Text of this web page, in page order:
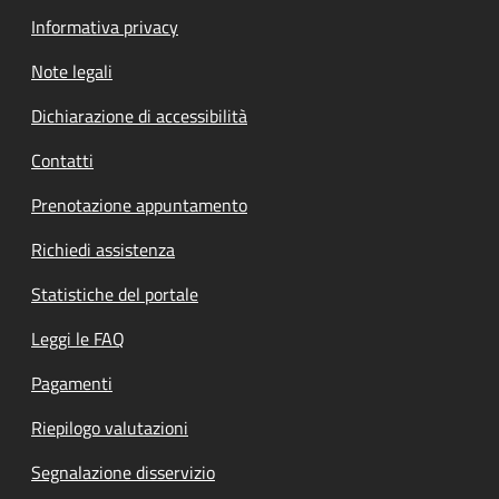
Informativa privacy
Note legali
Dichiarazione di accessibilità
Contatti
Prenotazione appuntamento
Richiedi assistenza
Statistiche del portale
Leggi le FAQ
Pagamenti
Riepilogo valutazioni
Segnalazione disservizio